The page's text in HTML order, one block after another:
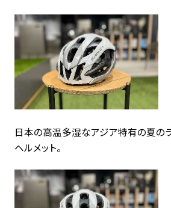
日本の高温多湿なアジア特有の夏の
ヘルメット。